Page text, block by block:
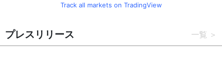
Track all markets on TradingView
プレスリリース 一覧